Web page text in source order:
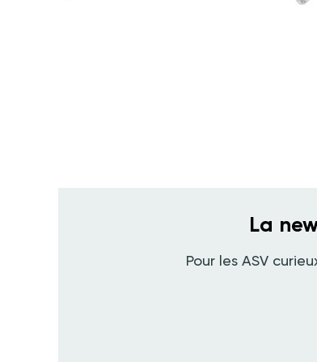
La
Pour les ASV